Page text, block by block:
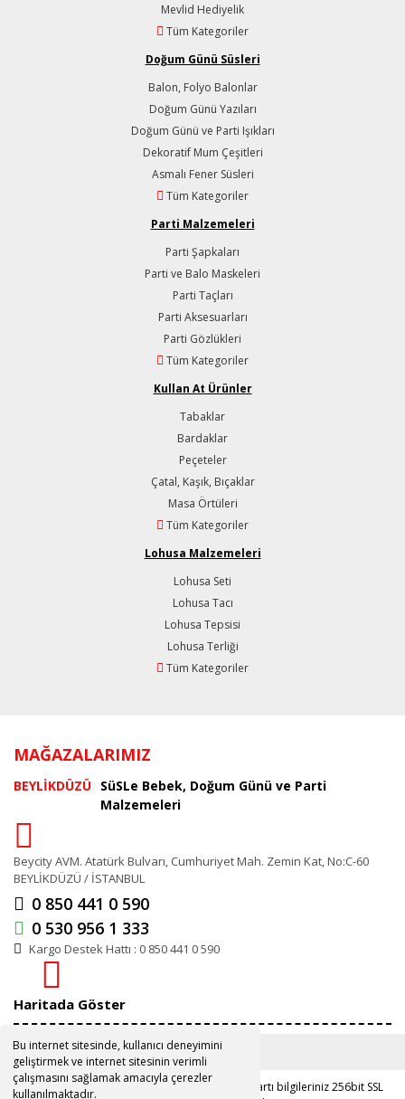
Bu internet sitesinde, kullanıcı deneyimini
geliştirmek ve internet sitesinin verimli
çalışmasını sağlamak amacıyla çerezler
kullanılmaktadır.
Mevlid Hediyelik
Tüm Kategoriler
Doğum Günü Süsleri
Balon, Folyo Balonlar
Doğum Günü Yazıları
Doğum Günü ve Parti Işıkları
Dekoratif Mum Çeşitleri
Asmalı Fener Süsleri
Tüm Kategoriler
Parti Malzemeleri
Parti Şapkaları
Parti ve Balo Maskeleri
Parti Taçları
Parti Aksesuarları
Parti Gözlükleri
Tüm Kategoriler
Kullan At Ürünler
Tabaklar
Bardaklar
Peçeteler
Çatal, Kaşık, Bıçaklar
Masa Örtüleri
Tüm Kategoriler
Lohusa Malzemeleri
Lohusa Seti
Lohusa Tacı
Lohusa Tepsisi
Lohusa Terliği
Tüm Kategoriler
MAĞAZALARIMIZ
BEYLİKDÜZÜ SüSLe Bebek, Doğum Günü ve Parti
Malzemeleri
Beycity AVM. Atatürk Bulvarı, Cumhuriyet Mah. Zemin Kat, No:C-60
BEYLİKDÜZÜ / İSTANBUL
0 850 441 0 590
0 530 956 1 333
Kargo Destek Hattı : 0 850 441 0 590
Haritada Göster
Copyright 2019 ©www.susle.com.tr
Kredi kartı bilgileriniz 256bit SSL